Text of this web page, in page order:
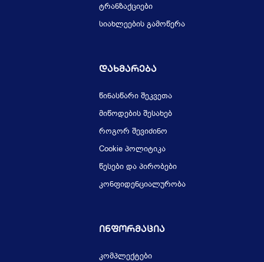
ტრანზაქციები
სიახლეების გამოწერა
Დახმარება
წინასწარი შეკვეთა
მიწოდების შესახებ
როგორ შევიძინო
Cookie პოლიტიკა
წესები და პირობები
კონფიდენციალურობა
Ინფორმაცია
კომპლექტები